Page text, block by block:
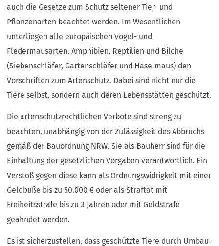
auch die Gesetze zum Schutz seltener Tier- und
Pflanzenarten beachtet werden. Im Wesentlichen
unterliegen alle europäischen Vogel- und
Fledermausarten, Amphibien, Reptilien und Bilche
(Siebenschläfer, Gartenschläfer und Haselmaus) den
Vorschriften zum Artenschutz. Dabei sind nicht nur die
Tiere selbst, sondern auch deren Lebensstätten geschützt.
Die artenschutzrechtlichen Verbote sind streng zu
beachten, unabhängig von der Zulässigkeit des Abbruchs
gemäß der Bauordnung NRW. Sie als Bauherr sind für die
Einhaltung der gesetzlichen Vorgaben verantwortlich. Ein
Verstoß gegen diese kann als Ordnungswidrigkeit mit einer
Geldbuße bis zu 50.000 € oder als Straftat mit
Freiheitsstrafe bis zu 3 Jahren oder mit Geldstrafe
geahndet werden.
Es ist sicherzustellen, dass geschützte Tiere durch Umbau-